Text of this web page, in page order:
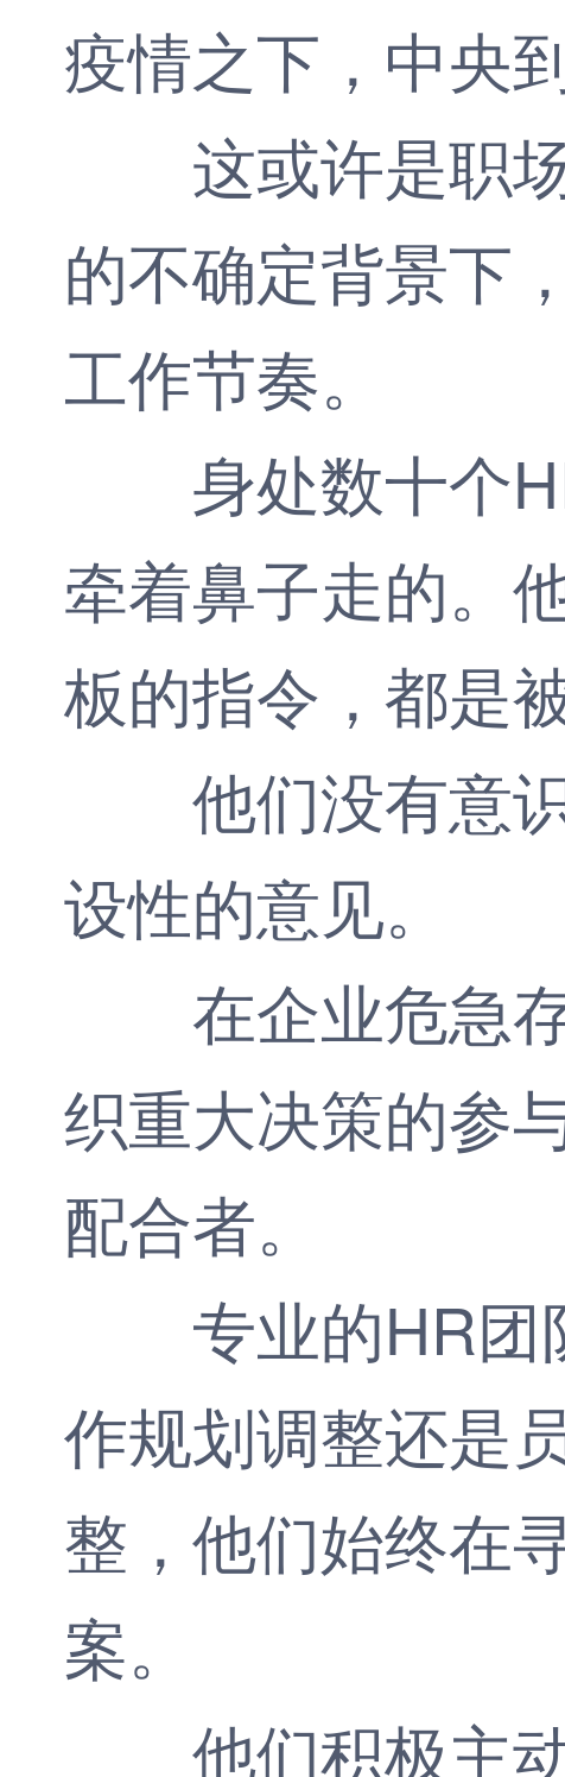
疫情之下，中央
这或许是职场
的不确定背景下
工作节奏。
身处数十个
牵着鼻子走的。
板的指令，都是
他们没有意识
设性的意见。
在企业危急存
织重大决策的参
配合者。
专业的HR团
作规划调整还是
整，他们始终在
案。
他们积极主动